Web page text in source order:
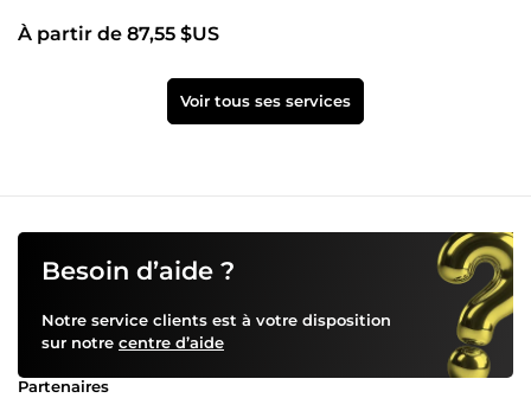
À partir de 87,55 $US
Voir tous ses services
Besoin d’aide ?
Notre service clients est à votre disposition
sur notre centre d’aide
Partenaires